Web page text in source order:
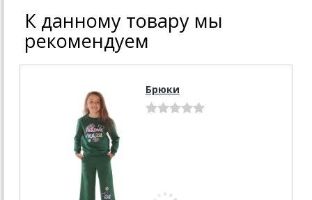
К данному товару мы
рекомендуем
Брюки